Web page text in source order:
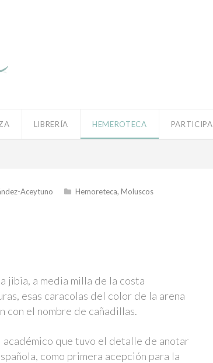
LIBRERÍA HEMEROTECA PARTICIPA
Aceytuno Hemoreteca, Moluscos
jibia, a media milla de la costa
esas caracolas del color de la arena
con el nombre de cañadillas.
que tuvo el detalle de anotar
como primera acepción para la